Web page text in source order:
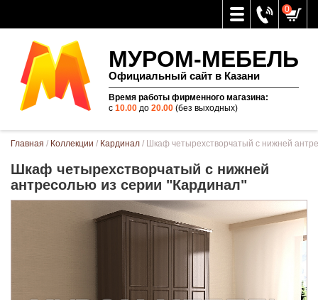
0
МУРОМ-МЕБЕЛЬ
Официальный сайт в Казани
Время работы фирменного магазина:
с 10.00до 20.00(без выходных)
Вы здесь
Главная / Коллекции / Кардинал / Шкаф четырехстворчатый с нижней
Шкаф четырехстворчатый с нижней
антресолью из серии "Кардинал"